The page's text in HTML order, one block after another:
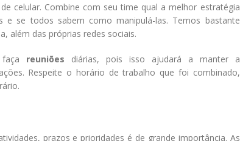
celular. Combine com seu time qual a melhor estratégia
e se todos sabem como manipulá-las. Temos bastante
além das próprias redes sociais.
reuniões diárias, pois isso ajudará a manter a
Respeite o horário de trabalho que foi combinado,
prazos e prioridades é de grande importância. As